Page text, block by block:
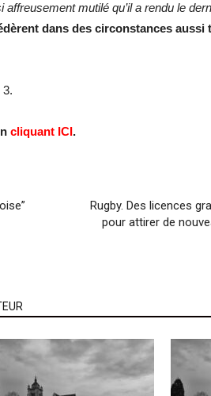
mutilé qu’il a rendu le
dans des circonstances aussi
3.
cliquant ICI.
Rugby. Des licences
pour attirer de